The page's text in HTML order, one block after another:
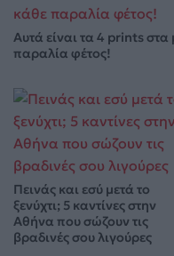
Αυτά είναι τα 4 prints
παραλία φέτος!
Πεινάς και εσύ μετά το
ξενύχτι; 5 καντίνες στην
Αθήνα που σώζουν τις
βραδινές σου λιγούρες